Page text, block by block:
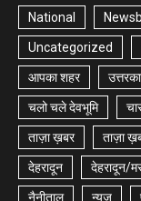
National
Uncategorized
आपका शहर
चलो चले देवभूमि
ताज़ा ख़बर ताज़ा
देहरादून देहरादून/
नैनीताल न्यूज़